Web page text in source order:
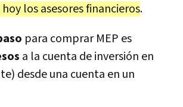
los asesores financieros.
para comprar MEP es
a la cuenta de inversión en
desde una cuenta en un